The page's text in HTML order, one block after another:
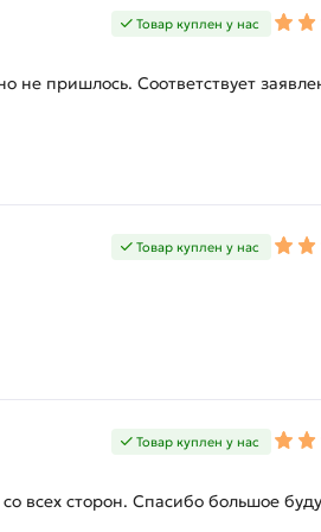
Товар куплен у нас
не пришлось. Соответствует
Товар куплен у нас
Товар куплен у нас
всех сторон. Спасибо большое буду